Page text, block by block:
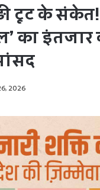
टूट के
का
2026